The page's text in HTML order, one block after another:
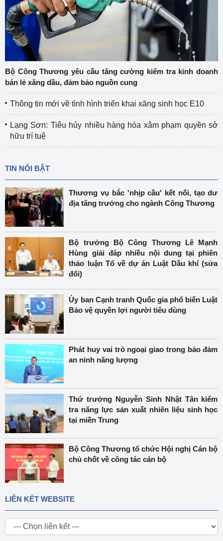
Bộ Công Thương yêu cầu tăng cường kiểm tra kinh doanh
bán lẻ xăng dầu, đảm bảo nguồn cung
Thông tin mới về tình hình triển khai xăng sinh học E10
Lạng Sơn: Tiêu hủy nhiều hàng hóa xâm phạm quyền sở
hữu trí tuệ
TIN NỔI BẬT
Thương vụ bắc 'nhịp cầu' kết nối, tạo dư
địa tăng trưởng cho ngành Công Thương
Bộ trưởng Bộ Công Thương Lê Mạnh
Hùng giải đáp nhiều nội dung tại phiên
thảo luận Tổ về dự án Luật Dầu khí (sửa
đổi)
Ủy ban Cạnh tranh Quốc gia phổ biến Luật
Bảo vệ quyền lợi người tiêu dùng
Phát huy vai trò ngoại giao trong bảo đảm
an ninh năng lượng
Thứ trưởng Nguyễn Sinh Nhật Tân kiểm
tra năng lực sản xuất nhiên liệu sinh học
tại miền Trung
Bộ Công Thương tổ chức Hội nghị Cán bộ
chủ chốt về công tác cán bộ
LIÊN KẾT WEBSITE